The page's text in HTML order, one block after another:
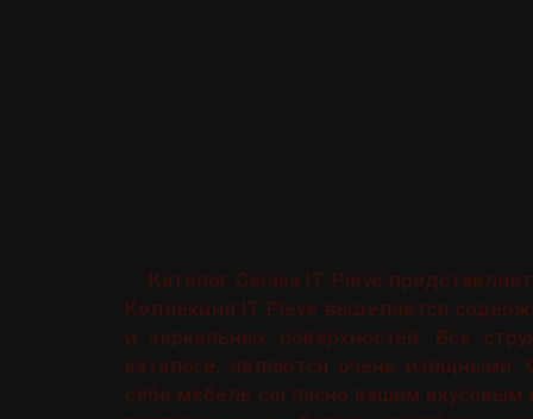
Каталог Cerasa IT Pieve
Коллекция IT Pieve выделяется
и зеркальных поверхностей. Все
каталоге, являются очень
себе мебель согласно вашим